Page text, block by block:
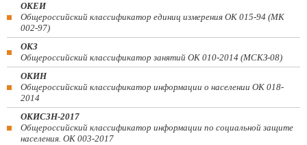
ОКЕИ
Общероссийский классификатор единиц измерения ОК 015-94 (МК
002-97)
ОКЗ
Общероссийский классификатор занятий ОК 010-2014 (МСКЗ-08)
ОКИН
Общероссийский классификатор информации о населении ОК 018-
2014
ОКИСЗН-2017
Общероссийский классификатор информации по социальной защите
населения. ОК 003-2017